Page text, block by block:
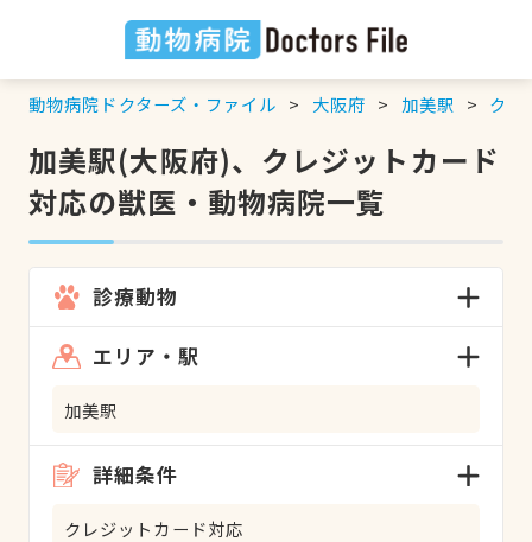
動物病院ドクターズ・ファイル 大阪府 加美駅 クレ
加美駅(大阪府)、クレジットカード
対応の獣医・動物病院一覧
診療動物
エリア・駅
加美駅
詳細条件
クレジットカード対応